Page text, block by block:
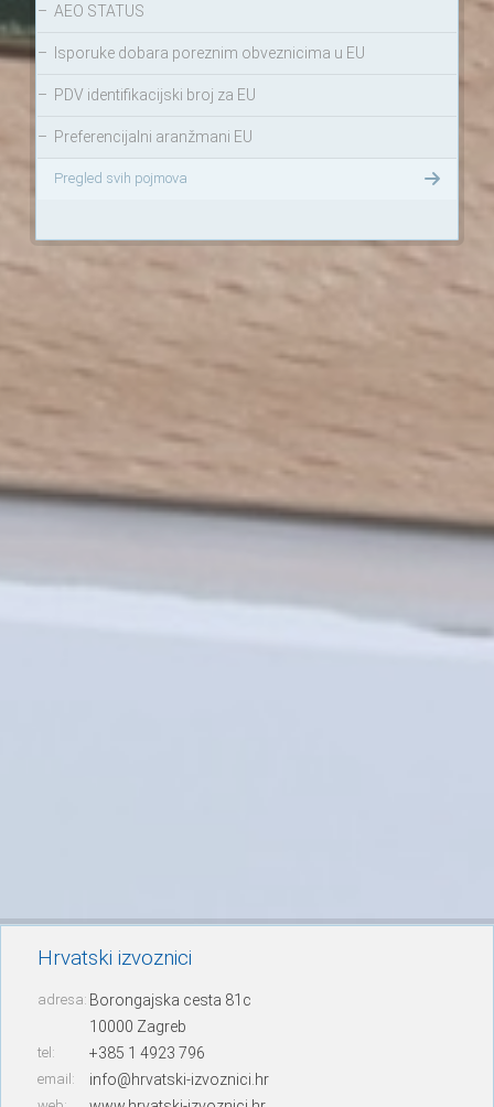
– AEO STATUS
– Isporuke dobara poreznim obveznicima u EU
– PDV identifikacijski broj za EU
– Preferencijalni aranžmani EU
Pregled svih pojmova
Hrvatski izvoznici
adresa: Borongajska cesta 81c
10000 Zagreb
tel: +385 1 4923 796
email: info@hrvatski-izvoznici.hr